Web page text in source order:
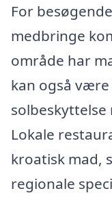
For
medbringe
område har
kan også
Lokale
kroatisk mad,
regionale